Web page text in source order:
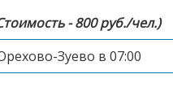
- 800 руб./чел.)
Зуево в 07:00